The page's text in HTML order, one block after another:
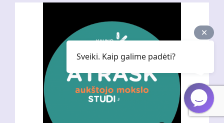
Sveiki. Kaip galime padėti?